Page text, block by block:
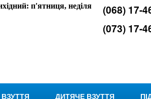
п'ятниця, неділя (068) 17-
(073) 17-
ДИТЯЧЕ ВЗУТТЯ